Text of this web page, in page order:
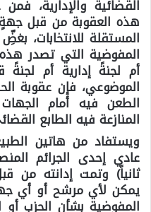
القضائية والإدارية،
هذه العقوبة من قبل جهةٍ
المستقلة للانتخابات،
المفوضية التي تصدر
أم لجنةً إدارية أم
الموضوعي، فإن عقوبة
الطعن فيه أمام
المنازعة فيه الطابع
ويستفاد من هاتين
ثانياً) وتمت إدانته من
يمكن لأي مرشح أو أي
المفوضية بشأن الحزب